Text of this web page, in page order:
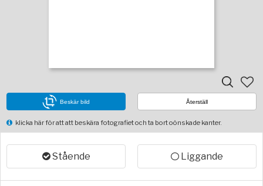
Beskär bild Återställ
klicka här för att att beskära fotografiet och ta bort oönskade kanter.
Stående Liggande